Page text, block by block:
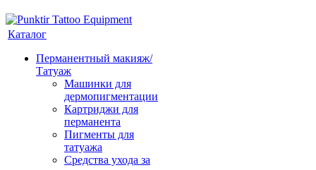
Каталог
Перманентный макияж/
Татуаж
Машинки для
дермопигментации
Картриджи для
перманента
Пигменты для
татуажа
Средства ухода за